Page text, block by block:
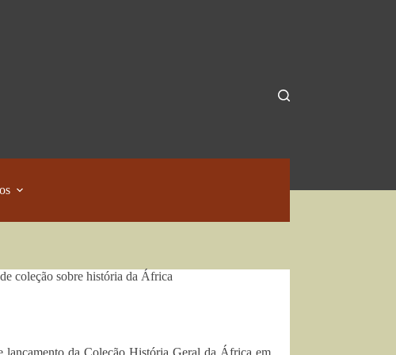
coleção sobre história da África
lançamento da Coleção História Geral da África em